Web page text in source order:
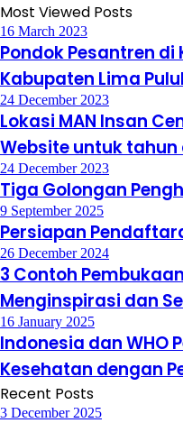
Most Viewed Posts
16 March 2023
Pondok Pesantren
Kabupaten Lima
24 December 2023
Lokasi MAN Insan
Website untuk
24 December 2023
Tiga Golongan
9 September 2025
Persiapan
26 December 2024
3 Contoh
Menginspirasi dan
16 January 2025
Indonesia dan WHO
Kesehatan dengan
Recent Posts
3 December 2025